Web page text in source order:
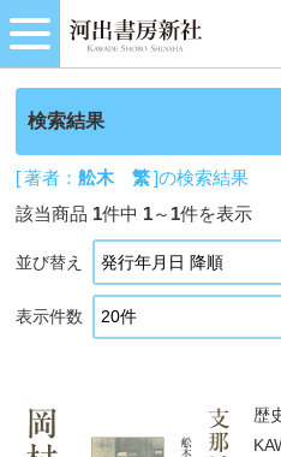
検索結果
[ 著者：舩木 繁]の検索結果
該当商品 1件中 1～ 1件を表示
並び替え
表示件数
歴